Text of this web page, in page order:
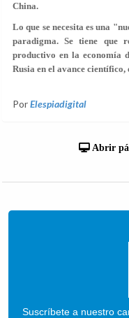
China.
Lo que se necesita es una
paradigma. Se tiene que
productivo en la economía
Rusia en el avance científico,
PorElespiadigital
Abrir
Suscríbete a nuestro